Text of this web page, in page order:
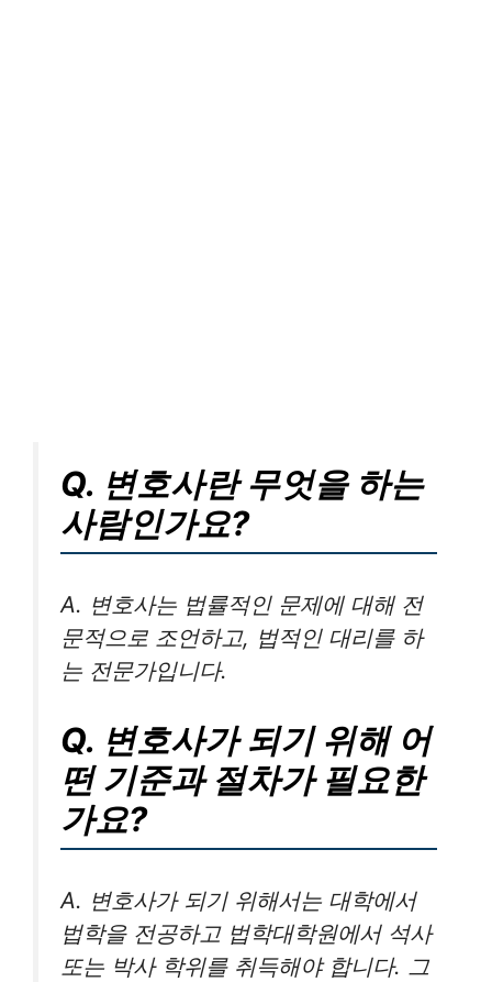
Q. 변호사란 무엇을 하는
사람인가요?
A. 변호사는 법률적인 문제에 대해 전
문적으로 조언하고, 법적인 대리를 하
는 전문가입니다.
Q. 변호사가 되기 위해 어
떤 기준과 절차가 필요한
가요?
A. 변호사가 되기 위해서는 대학에서
법학을 전공하고 법학대학원에서 석사
또는 박사 학위를 취득해야 합니다. 그